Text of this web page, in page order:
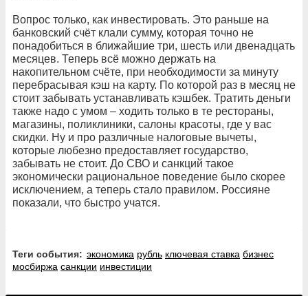
Вопрос только, как инвестировать. Это раньше на
банковский счёт клали сумму, которая точно не
понадобиться в ближайшие три, шесть или двенадцать
месяцев. Теперь всё можно держать на
накопительном счёте, при необходимости за минуту
перебрасывая кэш на карту. По которой раз в месяц не
стоит забывать устанавливать кэшбек. Тратить деньги
также надо с умом – ходить только в те рестораны,
магазины, поликлиники, салоны красоты, где у вас
скидки. Ну и про различные налоговые вычеты,
которые любезно предоставляет государство,
забывать не стоит. До СВО и санкций такое
экономически рациональное поведение было скорее
исключением, а теперь стало правилом. Россияне
показали, что быстро учатся.
Теги события: экономика рубль ключевая ставка бизнес
мосбиржа санкции инвестиции